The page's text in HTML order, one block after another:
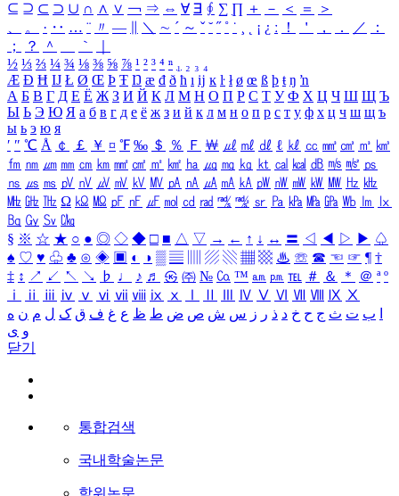
⊆ ⊇ ⊂ ⊃ ∪ ∩ ∧ ∨ ￢ ⇒ ⇔ ∀ ∃ ∮ ∑ ∏ ＋ － ＜ ＝
＞
、
。 · ‥ … ¨ 〃 ― ＼ ∼ ´ ～ ˇ ˘ ˝ ˚ ˙ ¸ ¡ ¿ ː ！ ＇ ， ． ／
：
；
？ ＾ ｀
½ ⅓ ⅔ ¼ ¾ ⅛ ⅜ ⅝ ⅞ ¹ ² ³ ⁴ ⁿ ₁ ₂ ₃ ₄
Æ Ð Ħ Ĳ Ł Ø Œ Þ Ŧ Ŋ æ đ ð ħ ı ĳ ĸ ŀ ł ø œ ß þ ŧ ŋ ŉ
А Б В Г Д Е Ё Ж З И Й К Л М Н О П Р С Т У Ф Х Ц Ч Ш Щ Ъ
Ы Ь Э Ю Я а б в г д е ё ж з и й к л м н о п р с т у ф х ц ч ш щ ъ
ы ь э ю я
′ ″ ℃ Å ￠ ￡ ￥ ¤ ℉ ‰ ＄ ％ Ｆ ￦ ㎕ ㎖ ㎗ ℓ ㎘ ㏄ ㎣ ㎤ ㎥ ㎦
㎙ ㎚ ㎛ ㎜ ㎝ ㎞ ㎟ ㎠ ㎡ ㎢ ㏊ ㎍ ㎎ ㎏ ㏏ ㎈ ㎉ ㏈ ㎧ ㎨ ㎰
㎱ ㎲ ㎳ ㎴ ㎵ ㎶ ㎷ ㎸ ㎹ ㎀ ㎁ ㎂ ㎃ ㎄ ㎺ ㎻ ㎽ ㎾ ㎿ ㎐ ㎑
㎒ ㎓ ㎔ Ω ㏀ ㏁ ㎊ ㎋ ㎌ ㏖ ㏅ ㎭ ㎮ ㎯ ㏛ ㎩ ㎪ ㎫ ㎬ ㏝ ㏐
㏓
㏃ ㏉ ㏜ ㏆
§ ※ ☆ ★ ○ ● ◎ ◇ ◆ □ ■ △ ▽ → ← ↑ ↓ ↔ 〓 ◁ ◀ ▷ ▶ ♤
♠ ♡ ♥ ♧ ♣ ⊙ ◈ ▣ ◐ ◑ ▒ ▤ ▨ ▧ ▦ ▩ ♨ ☏ ☎ ☜ ☞ ¶ †
‡ ↕ ↗ ↙ ↖ ↘ ♭ ♩ ♪ ♬ ㉿ ㈜ № ㏇ ™ ㏂ ㏘ ℡ ＃ ＆ ＊ ＠ ª º
ⅰ
ⅱ ⅲ ⅳ ⅴ ⅵ ⅶ ⅷ ⅸ ⅹ Ⅳ Ⅴ Ⅵ Ⅶ Ⅷ Ⅸ Ⅹ
ب ت ث ج ح خ د ذ ر ز س ش ص ض ط ظ ع غ ف ق ک ل م ن ه
و ی
닫기
통합검색
국내학술논문